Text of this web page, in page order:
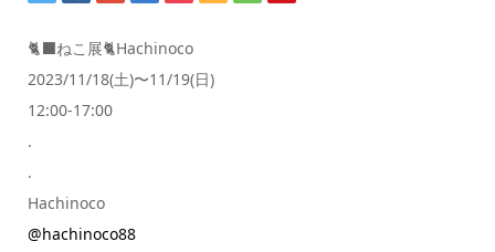
🐈‍⬛ねこ展🐈Hachinoco
2023/11/18(土)〜11/19(日)
12:00-17:00
.
.
Hachinoco
@hachinoco88